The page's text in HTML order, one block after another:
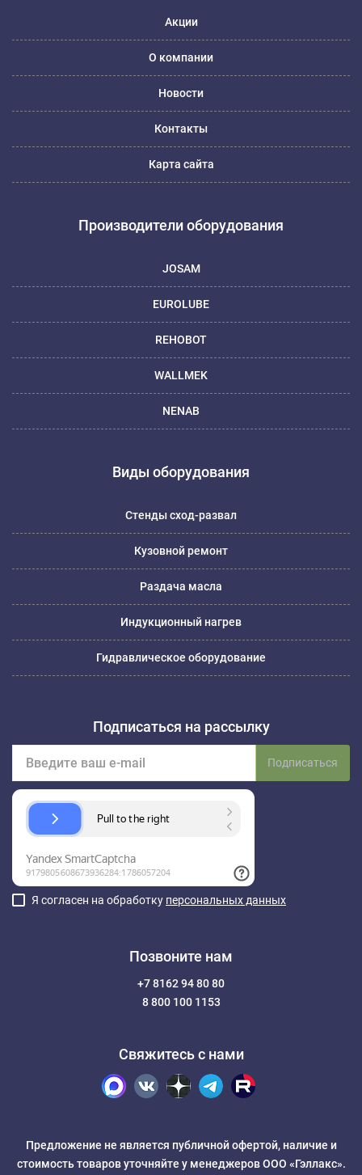
Акции
О компании
Новости
Контакты
Карта сайта
Производители оборудования
JOSAM
EUROLUBE
REHOBOT
WALLMEK
NENAB
Виды оборудования
Стенды сход-развал
Кузовной ремонт
Раздача масла
Индукционный нагрев
Гидравлическое оборудование
Подписаться на рассылку
Подписаться
Я согласен на обработку персональных данных
Позвоните нам
+7 8162 94 80 80
8 800 100 1153
Свяжитесь с нами
Предложение не является публичной офертой, наличие и
стоимость товаров уточняйте у менеджеров ООО «Гэллакс».